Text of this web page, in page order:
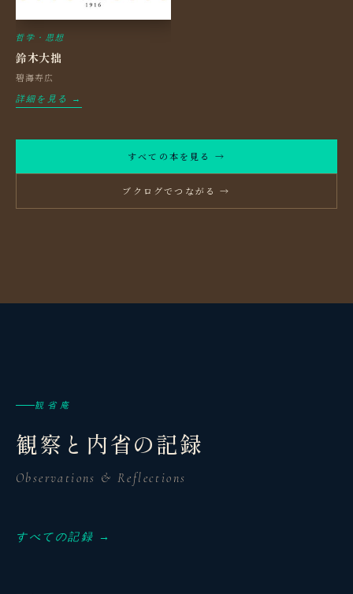
哲学・思想
鈴木大拙
碧海寿広
詳細を見る →
すべての本を見る →
ブクログでつながる →
観省庵
観察と内省の記録
Observations & Reflections
すべての記録 →